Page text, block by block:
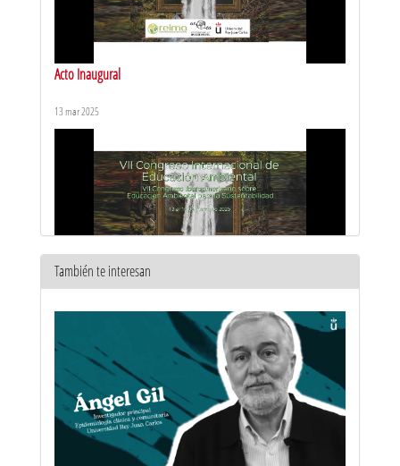
Acto Inaugural
13 mar 2025
ambientales - Fernando Valladares CSIC - URJC
13 mar 2025
También te interesan